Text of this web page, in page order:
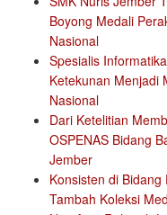
Boyong Medali
Nasional
Spesialis
Ketekunan Menjadi
Nasional
Dari Ketelitian
OSPENAS Bidang
Jember
Konsisten di Bidang
Tambah Koleksi